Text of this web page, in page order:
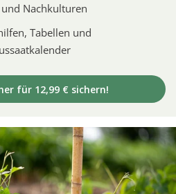
Nachkulturen
Tabellen und
für 12,99 € sichern!